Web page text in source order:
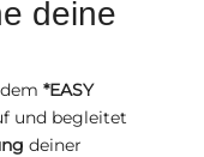
deine
*EASY
und begleitet
deiner